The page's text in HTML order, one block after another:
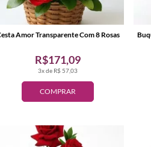
COMPRAR
3x de R$ 57,03
R$171,09
Amor Transparente Com 8 Rosas